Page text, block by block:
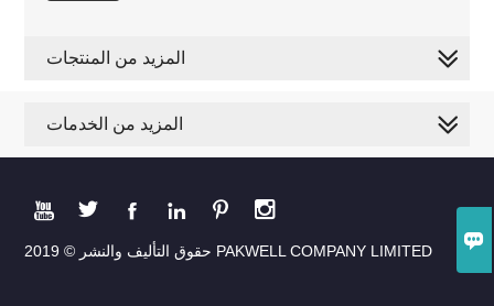

المزيد من المنتجات
المزيد من الخدمات
     
حقوق التأليف والنشر © 2019 PAKWELL COMPANY LIMITED